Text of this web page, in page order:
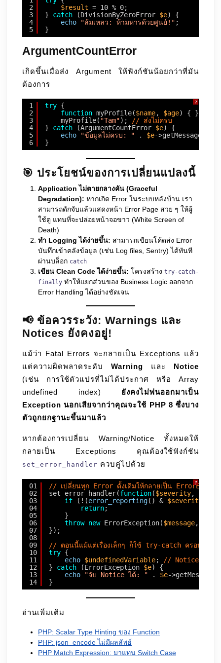
2
3
4
5
$result = 10 % 0;
} catch (DivisionByZeroError $e) {
echo
"ล้มเหลว: ห้ามหารด้วยศูนย์!" ;
}
ArgumentCountError
เกิดขึ้นเมื่อส่ง Argument ให้ฟังก์ชันน้อยกว่าที่มัน
ต้องการ
?
1
2
3
4
5
6
try {
function myProfile($name, $age) { }
myProfile( "Tam"); // ส่งไม่ครบ
} catch (ArgumentCountError $e) {
echo
"ข้อมูลไม่ครบ: " . $e->getMessage();
}
🎯 ประโยชน์ของการเปลี่ยนแปลงนี้
Application ไม่ตายกลางคัน (Graceful
Degradation): หากเกิด Error ในระบบหลังบ้าน เรา
สามารถดักจับแล้วแสดงหน้า Error Page สวย ๆ ให้ผู้
ใช้ดู แทนที่จะปล่อยหน้าจอขาว (White Screen of
Death)
ทำ Logging ได้ง่ายขึ้น: สามารถเขียนโค้ดส่ง Error
บันทึกเข้าคลังข้อมูล (เช่น Log files, Sentry) ได้ทันที
ผ่านบล็อก catch
เขียน Clean Code ได้ง่ายขึ้น: โครงสร้าง try-catch-
finally ทำให้แยกส่วนของ Business Logic ออกจาก
Error Handling ได้อย่างชัดเจน
📢 ข้อควรระวัง: Warnings และ
Notices ยังคงอยู่!
แม้ว่า Fatal Errors จะกลายเป็น Exceptions แล้ว
แต่ความผิดพลาดระดับ Warning และ Notice
(เช่น การใช้ตัวแปรที่ไม่ได้ประกาศ หรือ Array
undefined index) ยังคงไม่พ่นออกมาเป็น
Exception นอกเสียจากว่าคุณจะใช้ PHP 8 ซึ่งบาง
ตัวถูกยกฐานะขึ้นมาแล้ว
หากต้องการเปลี่ยน Warning/Notice ทั้งหมดให้
กลายเป็น Exceptions คุณต้องใช้ฟังก์ชัน
set_error_handler ควบคู่ไปด้วย
?
01
02
03
04
05
06
07
08
09
10
11
12
13
14
// เปลี่ยนทุก Error ดั้งเดิมให้กลายเป็น
set_error_handler(function($severity,
if
(!(error_reporting() & $severity
return;
}
throw new ErrorException($message, 0,
});
// ตอนนี้แม้แต่เรื่องเล็กๆ ก็ใช้ try-catch ครอบได้แล้
try {
echo $undefinedVariable; // Notice ดั้งเดิ
} catch (ErrorException $e) {
echo
"จับ Notice ได้: " . $e-
}
อ่านเพิ่มเติม
PHP: Scalar Type Hinting ของ Function
PHP: json_encode ไม่มีผลลัพธ์
PHP Match Expression: มาแทน Switch Case